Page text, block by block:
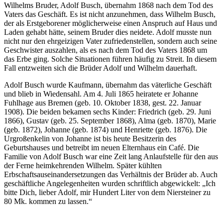
Wilhelms Bruder, Adolf Busch, übernahm 1868 nach dem Tod des
Vaters das Geschäft. Es ist nicht anzunehmen, dass Wilhelm Busch,
der als Erstgeborener möglicherweise einen Anspruch auf Haus und
Laden gehabt hätte, seinem Bruder dies neidete. Adolf musste nun
nicht nur den ehrgeizigen Vater zufriedenstellen, sondern auch seine
Geschwister auszahlen, als es nach dem Tod des Vaters 1868 um
das Erbe ging. Solche Situationen führen häufig zu Streit. In diesem
Fall entzweiten sich die Brüder Adolf und Wilhelm dauerhaft.
Adolf Busch wurde Kaufmann, übernahm das väterliche Geschäft
und blieb in Wiedensahl. Am 4. Juli 1865 heiratete er Johanne
Fuhlhage aus Bremen (geb. 10. Oktober 1838, gest. 22. Januar
1908). Die beiden bekamen sechs Kinder: Friedrich (geb. 29. Juni
1866), Gustav (geb. 25. September 1868), Alma (geb. 1870), Marie
(geb. 1872), Johanne (geb. 1874) und Henriette (geb. 1876). Die
Urgroßenkelin von Johanne ist bis heute Besitzerin des
Geburtshauses und betreibt im neuen Elternhaus ein Café. Die
Familie von Adolf Busch war eine Zeit lang Anlaufstelle für den aus
der Ferne heimkehrenden Wilhelm. Später kühlten
Erbschaftsauseinandersetzungen das Verhältnis der Brüder ab. Auch
geschäftliche Angelegenheiten wurden schriftlich abgewickelt: „Ich
bitte Dich, lieber Adolf, mir Hundert Liter von dem Niersteiner zu
80 Mk. kommen zu lassen.“